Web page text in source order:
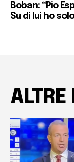
Boban: “Pio
Su di lui ho
ALTRE